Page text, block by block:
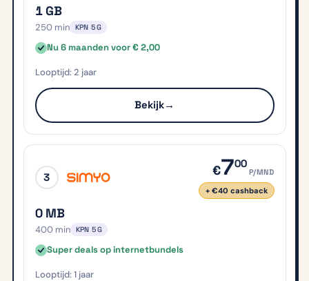
1 GB
250 min KPN 5G
Nu 6 maanden voor € 2,00
2 jaar
Bekijk→
3
0 MB
400 min KPN 5G
Super deals op internetbundels
1 jaar
€700
P/MND
+ €40 cashback